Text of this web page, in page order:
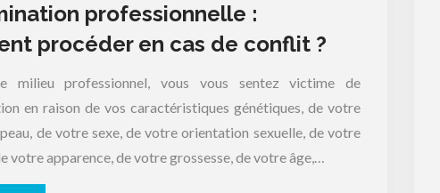
professionnelle :
procéder en cas de conflit ?
milieu professionnel, vous vous sentez victime de
en raison de vos caractéristiques génétiques, de votre
de votre sexe, de votre orientation sexuelle, de votre
votre apparence, de votre grossesse, de votre âge,…